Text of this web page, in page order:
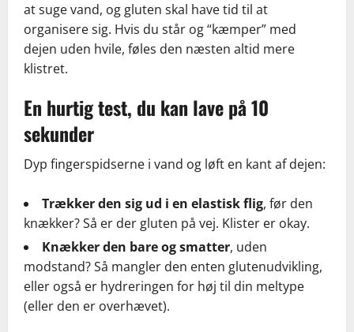
at suge vand, og gluten skal have tid til at
organisere sig. Hvis du står og “kæmper” med
dejen uden hvile, føles den næsten altid mere
klistret.
En hurtig test, du kan lave på 10
sekunder
Dyp fingerspidserne i vand og løft en kant af dejen:
Trækker den sig ud i en elastisk flig, før den
knækker? Så er der gluten på vej. Klister er okay.
Knækker den bare og smatter, uden
modstand? Så mangler den enten glutenudvikling,
eller også er hydreringen for høj til din meltype
(eller den er overhævet).